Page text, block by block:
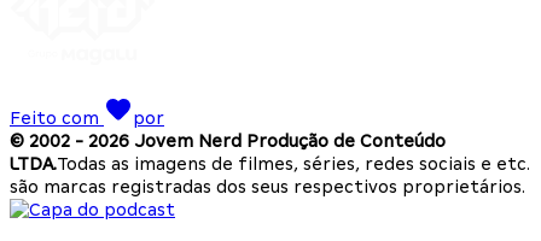
Feito com
por
© 2002 - 2026 Jovem Nerd Produção de Conteúdo
LTDA.Todas as imagens de filmes, séries, redes sociais e etc.
são marcas registradas dos seus respectivos proprietários.